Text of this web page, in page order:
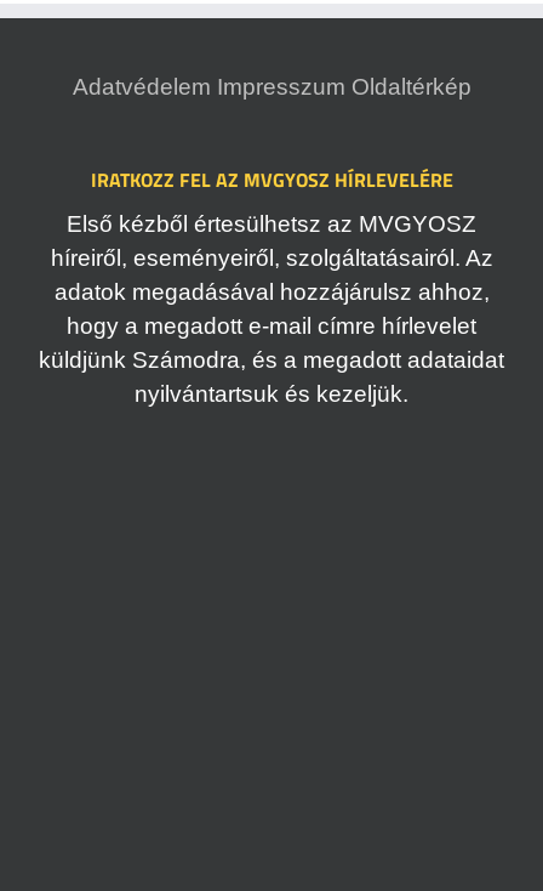
Adatvédelem Impresszum Oldaltérkép
IRATKOZZ FEL AZ MVGYOSZ HÍRLEVELÉRE
Első kézből értesülhetsz az MVGYOSZ
híreiről, eseményeiről, szolgáltatásairól. Az
adatok megadásával hozzájárulsz ahhoz,
hogy a megadott e-mail címre hírlevelet
küldjünk Számodra, és a megadott adataidat
nyilvántartsuk és kezeljük.